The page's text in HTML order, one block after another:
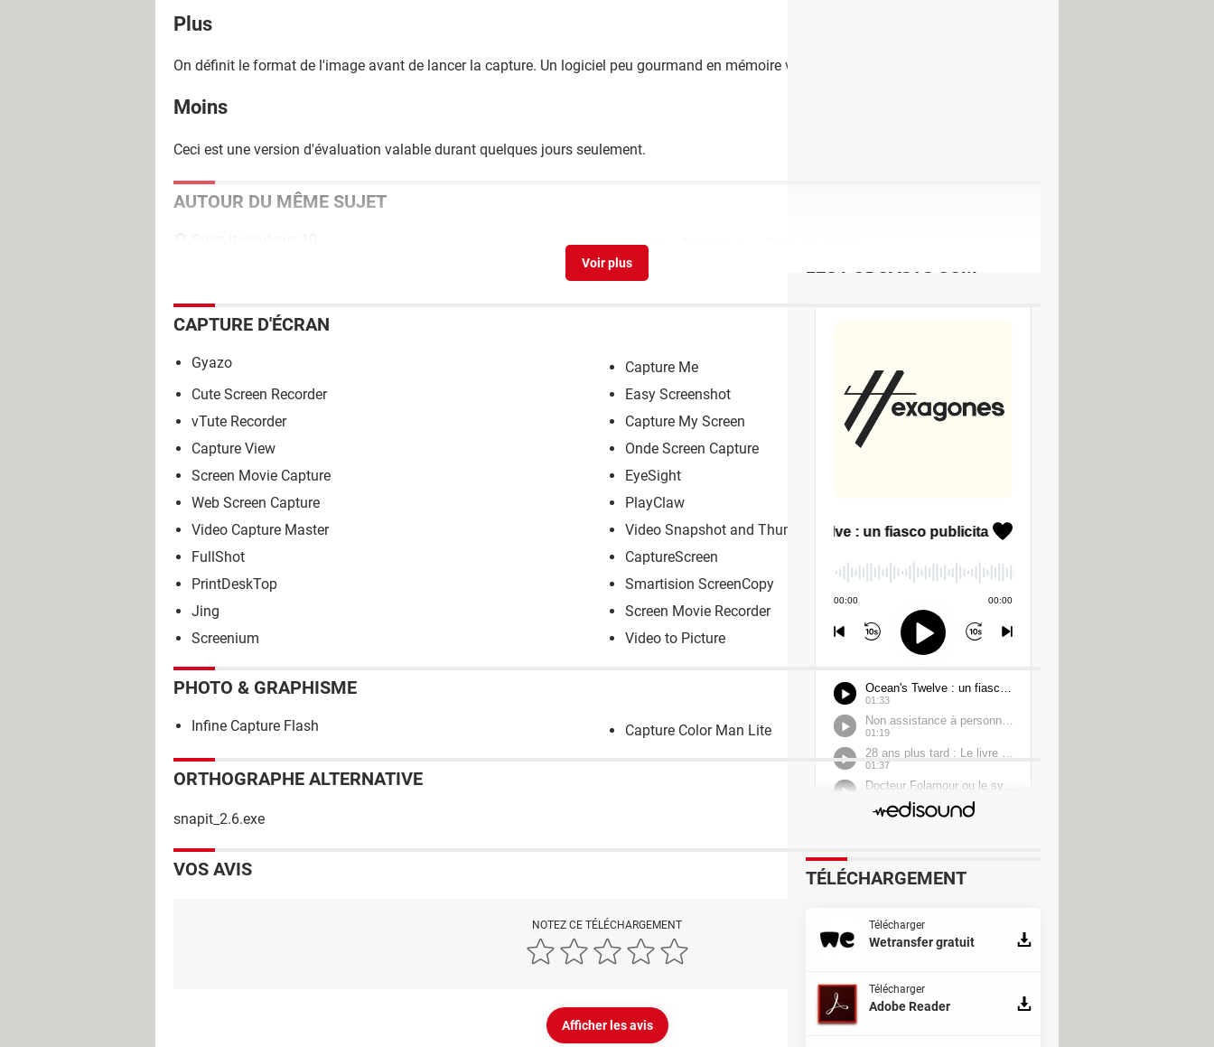
Plus
On définit le format de l'image avant de lancer la capture. Un logiciel peu gourmand en mémoire vive.
Moins
Ceci est une version d'évaluation valable durant quelques jours seulement.
AUTOUR DU MÊME SUJET
SnapIt
CAPTURE D'ÉCRAN
Gyazo
Capture Me
Cute Screen Recorder
Easy Screenshot
vTute Recorder
Capture My Screen
Capture View
Onde Screen Capture
Screen Movie Capture
EyeSight
Web Screen Capture
PlayClaw
Video Capture Master
Video Snapshot and Thumbnail Maker
FullShot
CaptureScreen
PrintDeskTop
Smartision ScreenCopy
Jing
Screen Movie Recorder
Screenium
Video to Picture
PHOTO & GRAPHISME
Infine Capture Flash Capture Color Man Lite
ORTHOGRAPHE ALTERNATIVE
snapit_2.6.exe
VOS AVIS
NOTEZ CE TÉLÉCHARGEMENT
Afficher les avis
LES PODCASTS CCM
TÉLÉCHARGEMENT
Télécharger
Wetransfer gratuit
Télécharger
Adobe Reader